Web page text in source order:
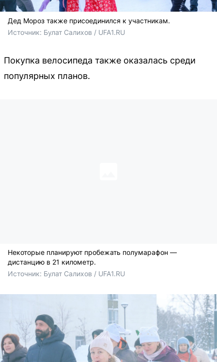
Дед Мороз также присоединился к участникам.
Источник: Булат Салихов / UFA1.RU
Покупка велосипеда также оказалась среди
популярных планов.
Некоторые планируют пробежать полумарафон —
дистанцию в 21 километр.
Источник: Булат Салихов / UFA1.RU